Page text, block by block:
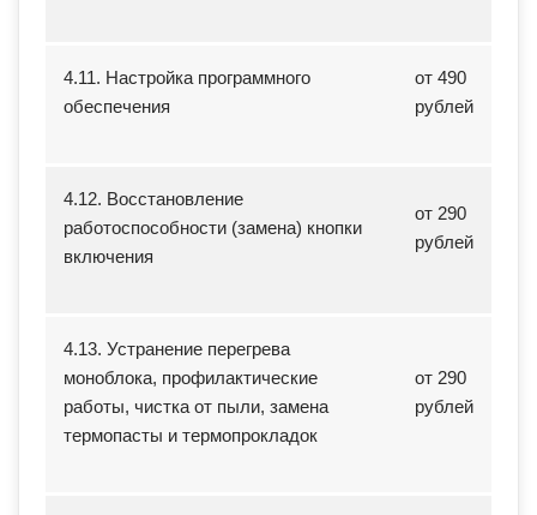
4.11. Настройка программного
обеспечения
от 490
рублей
4.12. Восстановление
работоспособности (замена) кнопки
включения
от 290
рублей
4.13. Устранение перегрева
моноблока, профилактические
работы, чистка от пыли, замена
термопасты и термопрокладок
от 290
рублей